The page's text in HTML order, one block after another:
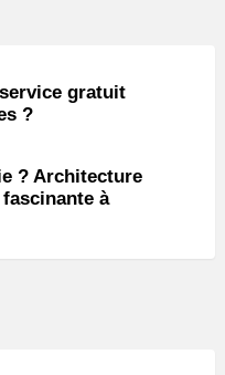
gratuit
?
? Architecture
à